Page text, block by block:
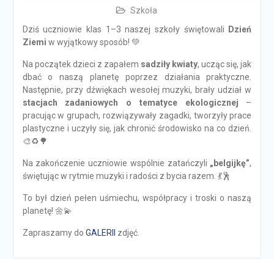
Szkoła
Dziś uczniowie klas 1–3 naszej szkoły świętowali
Dzień
Ziemi w wyjątkowy sposób! 💚
Na początek dzieci z zapałem sadziły kwiaty, ucząc się, jak
dbać o naszą planetę poprzez działania praktyczne.
Następnie, przy dźwiękach wesołej muzyki, brały udział w
stacjach zadaniowych o tematyce ekologicznej –
pracując w grupach, rozwiązywały zagadki, tworzyły prace
plastyczne i uczyły się, jak chronić środowisko na co dzień.
🎨♻️🌳
Na zakończenie uczniowie wspólnie zatańczyli „belgijkę”,
świętując w rytmie muzyki i radości z bycia razem. 💃🕺
To był dzień pełen uśmiechu, współpracy i troski o naszą
planetę! 🌼💫
Zapraszamy do GALERII zdjęć.